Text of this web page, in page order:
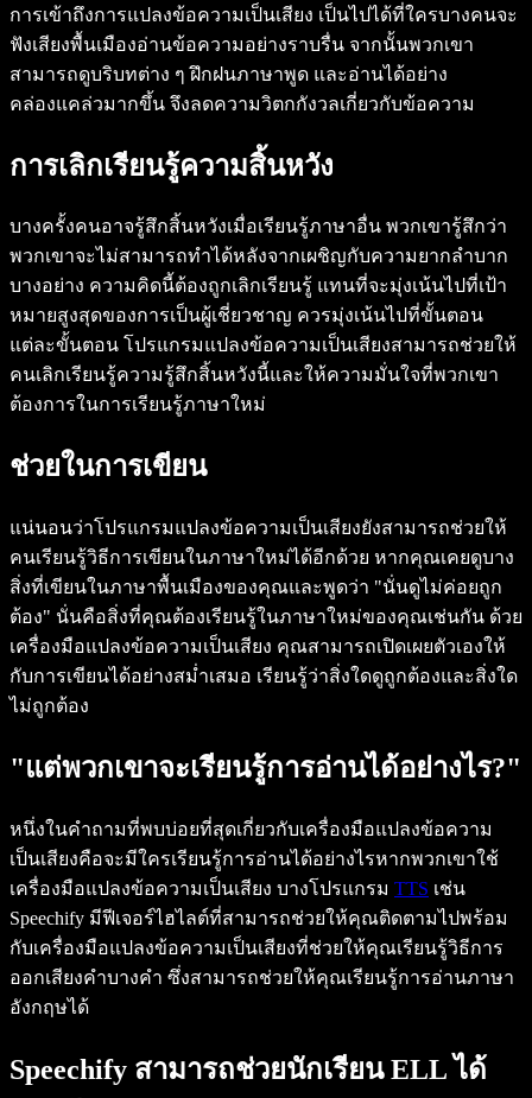
การเข้าถึงการแปลงข้อความเป็นเสียง เป็นไปได้ที่ใครบางคนจะ
ฟังเสียงพื้นเมืองอ่านข้อความอย่างราบรื่น จากนั้นพวกเขา
สามารถดูบริบทต่าง ๆ ฝึกฝนภาษาพูด และอ่านได้อย่าง
คล่องแคล่วมากขึ้น จึงลดความวิตกกังวลเกี่ยวกับข้อความ
การเลิกเรียนรู้ความสิ้นหวัง
บางครั้งคนอาจรู้สึกสิ้นหวังเมื่อเรียนรู้ภาษาอื่น พวกเขารู้สึกว่า
พวกเขาจะไม่สามารถทำได้หลังจากเผชิญกับความยากลำบาก
บางอย่าง ความคิดนี้ต้องถูกเลิกเรียนรู้ แทนที่จะมุ่งเน้นไปที่เป้า
หมายสูงสุดของการเป็นผู้เชี่ยวชาญ ควรมุ่งเน้นไปที่ขั้นตอน
แต่ละขั้นตอน โปรแกรมแปลงข้อความเป็นเสียงสามารถช่วยให้
คนเลิกเรียนรู้ความรู้สึกสิ้นหวังนี้และให้ความมั่นใจที่พวกเขา
ต้องการในการเรียนรู้ภาษาใหม่
ช่วยในการเขียน
แน่นอนว่าโปรแกรมแปลงข้อความเป็นเสียงยังสามารถช่วยให้
คนเรียนรู้วิธีการเขียนในภาษาใหม่ได้อีกด้วย หากคุณเคยดูบาง
สิ่งที่เขียนในภาษาพื้นเมืองของคุณและพูดว่า "นั่นดูไม่ค่อยถูก
ต้อง" นั่นคือสิ่งที่คุณต้องเรียนรู้ในภาษาใหม่ของคุณเช่นกัน ด้วย
เครื่องมือแปลงข้อความเป็นเสียง คุณสามารถเปิดเผยตัวเองให้
กับการเขียนได้อย่างสม่ำเสมอ เรียนรู้ว่าสิ่งใดดูถูกต้องและสิ่งใด
ไม่ถูกต้อง
"แต่พวกเขาจะเรียนรู้การอ่านได้อย่างไร?"
หนึ่งในคำถามที่พบบ่อยที่สุดเกี่ยวกับเครื่องมือแปลงข้อความ
เป็นเสียงคือจะมีใครเรียนรู้การอ่านได้อย่างไรหากพวกเขาใช้
เครื่องมือแปลงข้อความเป็นเสียง บางโปรแกรม TTS เช่น
Speechify มีฟีเจอร์ไฮไลต์ที่สามารถช่วยให้คุณติดตามไปพร้อม
กับเครื่องมือแปลงข้อความเป็นเสียงที่ช่วยให้คุณเรียนรู้วิธีการ
ออกเสียงคำบางคำ ซึ่งสามารถช่วยให้คุณเรียนรู้การอ่านภาษา
อังกฤษได้
Speechify สามารถช่วยนักเรียน ELL ได้